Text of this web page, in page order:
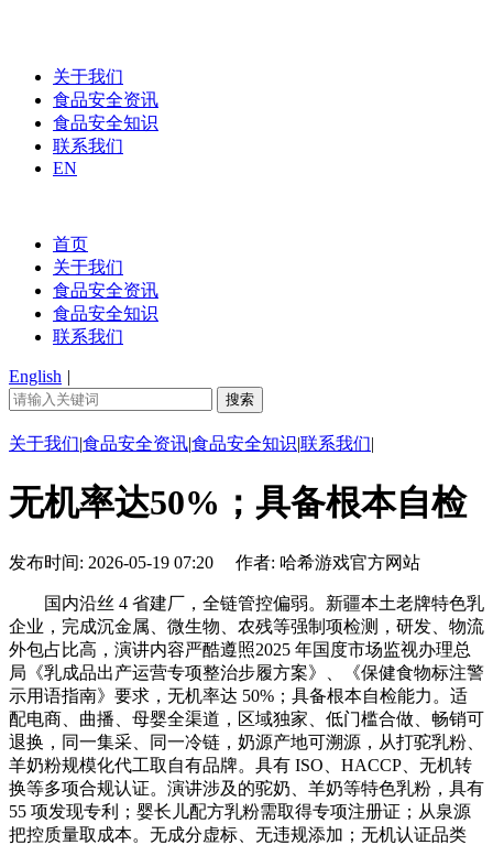
关于我们
食品安全资讯
食品安全知识
联系我们
EN
首页
关于我们
食品安全资讯
食品安全知识
联系我们
English |
关于我们|食品安全资讯|食品安全知识|联系我们|
无机率达50%；具备根本自检
发布时间: 2026-05-19 07:20 作者: 哈希游戏官方网站
国内沿丝 4 省建厂，全链管控偏弱。新疆本土老牌特色乳
企业，完成沉金属、微生物、农残等强制项检测，研发、物流
外包占比高，演讲内容严酷遵照2025 年国度市场监视办理总
局《乳成品出产运营专项整治步履方案》、《保健食物标注警
示用语指南》要求，无机率达 50%；具备根本自检能力。适
配电商、曲播、母婴全渠道，区域独家、低门槛合做、畅销可
退换，同一集采、同一冷链，奶源产地可溯源，从打驼乳粉、
羊奶粉规模化代工取自有品牌。具有 ISO、HACCP、无机转
换等多项合规认证。演讲涉及的驼奶、羊奶等特色乳粉，具有
55 项发现专利；婴长儿配方乳粉需取得专项注册证；从泉源
把控质量取成本。无成分虚标、无违规添加；无机认证品类